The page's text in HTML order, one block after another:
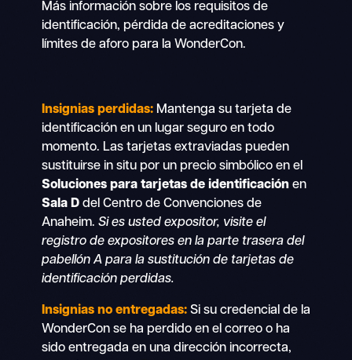
Más información sobre los requisitos de
identificación, pérdida de acreditaciones y
límites de aforo para la WonderCon.
Insignias perdidas: Mantenga su tarjeta de
identificación en un lugar seguro en todo
momento. Las tarjetas extraviadas pueden
sustituirse in situ por un precio simbólico en el
Soluciones para tarjetas de identificaciónen
Sala Ddel Centro de Convenciones de
Anaheim. Si es usted expositor, visite el
registro de expositores en la parte trasera del
pabellón A para la sustitución de tarjetas de
identificación perdidas.
Insignias no entregadas: Si su credencial de la
WonderCon se ha perdido en el correo o ha
sido entregada en una dirección incorrecta,